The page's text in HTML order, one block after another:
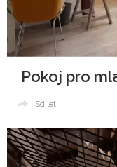
Pokoj pro
Sdílet